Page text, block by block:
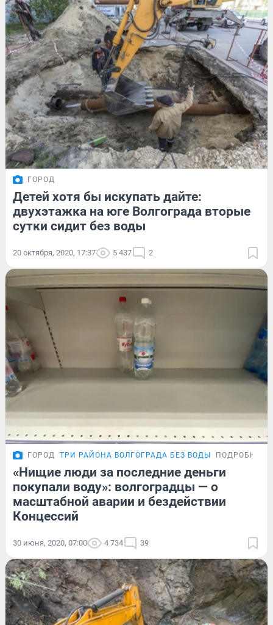
ГОРОД
Детей хотя бы искупать дайте:
двухэтажка на юге Волгограда вторые
сутки сидит без воды
20 октября, 2020, 17:37 5 437 2
ГОРОД ТРИ РАЙОНА ВОЛГОГРАДА БЕЗ ВОДЫ
«Нищие люди за последние деньги
покупали воду»: волгоградцы — о
масштабной аварии и бездействии
Концессий
30 июня, 2020, 07:00 4 734 39